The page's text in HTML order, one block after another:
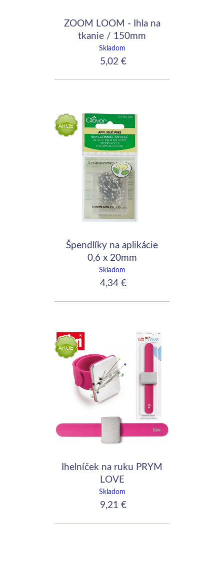
ZOOM LOOM - Ihla na
tkanie / 150mm
Skladom
5,02 €
Špendlíky na aplikácie
0,6 x 20mm
Skladom
4,34 €
Ihelníček na ruku PRYM
LOVE
Skladom
9,21 €